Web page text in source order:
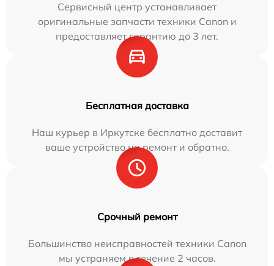
Сервисный центр устанавливает
оригинальные запчасти техники Canon и
предоставляет гарантию до 3 лет.
Бесплатная доставка
Наш курьер в Иркутске бесплатно доставит
ваше устройство на ремонт и обратно.
Срочный ремонт
Большинство неисправностей техники Canon
мы устраняем в течение 2 часов.